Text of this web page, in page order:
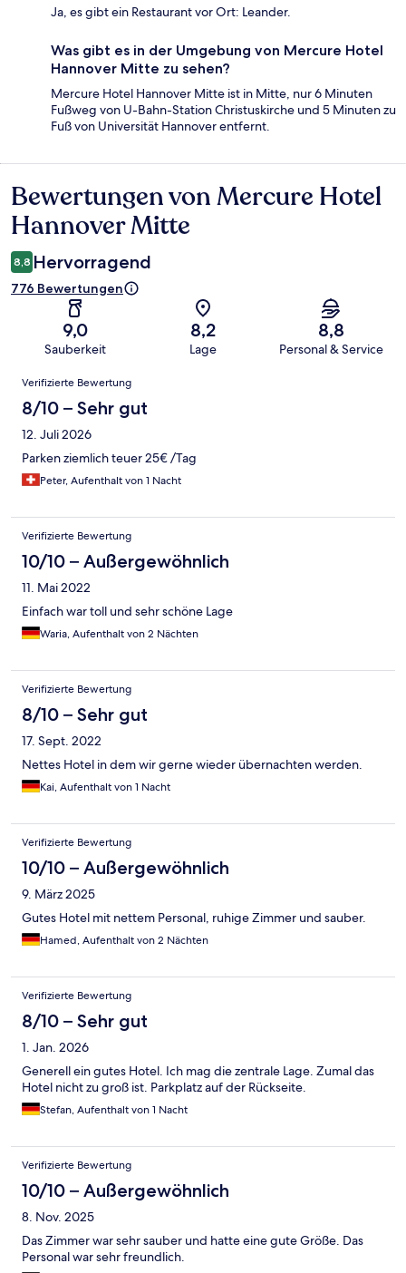
Ja, es gibt ein Restaurant vor Ort: Leander.
Was gibt es in der Umgebung von Mercure Hotel
Hannover Mitte zu sehen?
Mercure Hotel Hannover Mitte ist in Mitte, nur 6 Minuten
Fußweg von U-Bahn-Station Christuskirche und 5 Minuten zu
Fuß von Universität Hannover entfernt.
Bewertungen
Bewertungen von Mercure Hotel
Hannover Mitte
8,8 Hervorragend
776 Bewertungen
9,0
Sauberkeit
8,2
Lage
8,8
Personal & Service
Bewertungen
Verifizierte Bewertung
8/10 – Sehr gut
12. Juli 2026
Parken ziemlich teuer 25€ /Tag
Peter, Aufenthalt von 1 Nacht
Verifizierte Bewertung
10/10 – Außergewöhnlich
11. Mai 2022
Einfach war toll und sehr schöne Lage
Waria, Aufenthalt von 2 Nächten
Verifizierte Bewertung
8/10 – Sehr gut
17. Sept. 2022
Nettes Hotel in dem wir gerne wieder übernachten werden.
Kai, Aufenthalt von 1 Nacht
Verifizierte Bewertung
10/10 – Außergewöhnlich
9. März 2025
Gutes Hotel mit nettem Personal, ruhige Zimmer und sauber.
Hamed, Aufenthalt von 2 Nächten
Verifizierte Bewertung
8/10 – Sehr gut
1. Jan. 2026
Generell ein gutes Hotel. Ich mag die zentrale Lage. Zumal das
Hotel nicht zu groß ist. Parkplatz auf der Rückseite.
Stefan, Aufenthalt von 1 Nacht
Verifizierte Bewertung
10/10 – Außergewöhnlich
8. Nov. 2025
Das Zimmer war sehr sauber und hatte eine gute Größe. Das
Personal war sehr freundlich.